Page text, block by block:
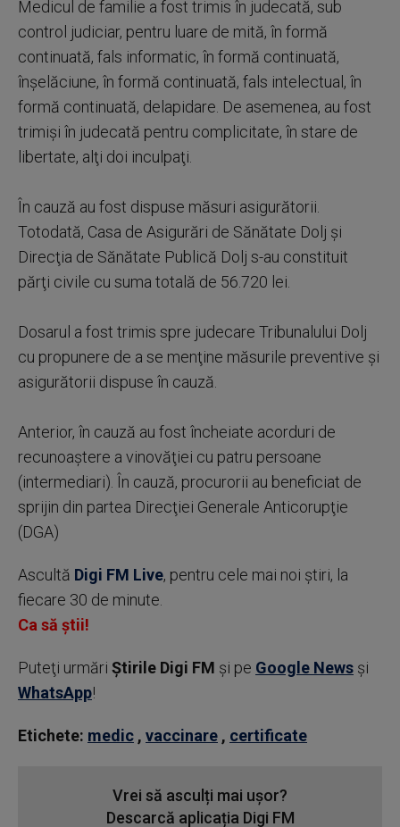
Medicul de familie a fost trimis în judecată, sub
control judiciar, pentru luare de mită, în formă
continuată, fals informatic, în formă continuată,
înşelăciune, în formă continuată, fals intelectual, în
formă continuată, delapidare. De asemenea, au fost
trimişi în judecată pentru complicitate, în stare de
libertate, alţi doi inculpaţi.
În cauză au fost dispuse măsuri asigurătorii.
Totodată, Casa de Asigurări de Sănătate Dolj şi
Direcţia de Sănătate Publică Dolj s-au constituit
părţi civile cu suma totală de 56.720 lei.
Dosarul a fost trimis spre judecare Tribunalului Dolj
cu propunere de a se menţine măsurile preventive şi
asigurătorii dispuse în cauză.
Anterior, în cauză au fost încheiate acorduri de
recunoaştere a vinovăţiei cu patru persoane
(intermediari). În cauză, procurorii au beneficiat de
sprijin din partea Direcţiei Generale Anticorupţie
(DGA)
Ascultă Digi FM Live, pentru cele mai noi știri, la
fiecare 30 de minute.
Ca să știi!
Puteţi urmări Știrile Digi FM şi pe Google News şi
WhatsApp!
Etichete: medic , vaccinare , certificate
Vrei să asculți mai ușor?
Descarcă aplicația Digi FM